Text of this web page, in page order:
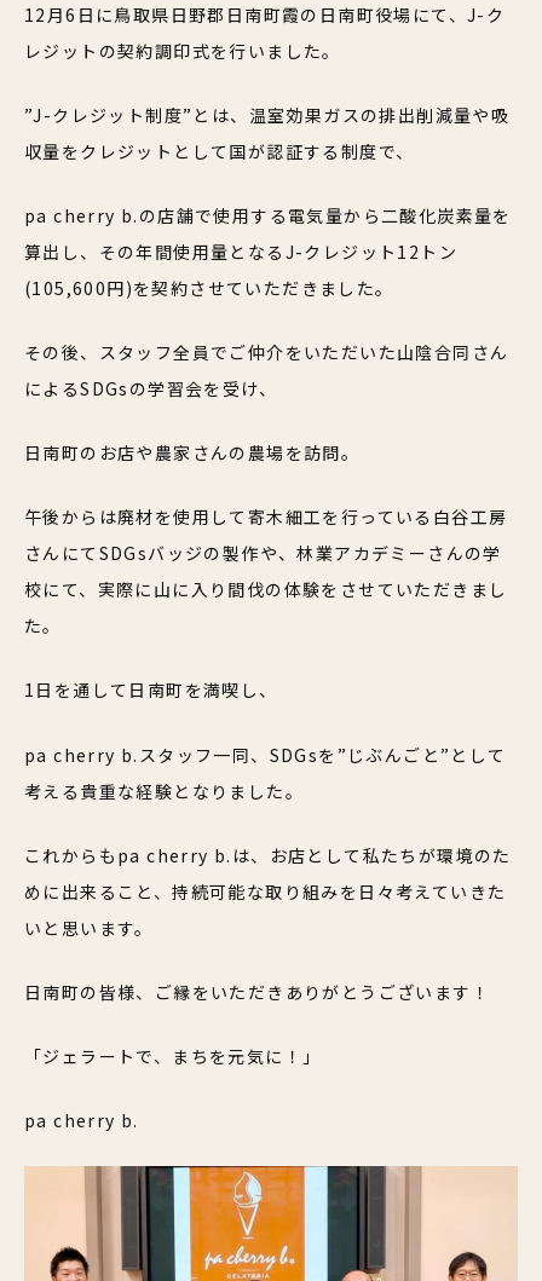
12月6日に鳥取県日野郡日南町霞の日南町役場にて、J-ク
レジットの契約調印式を行いました。
”J-クレジット制度”とは、温室効果ガスの排出削減量や吸
収量をクレジットとして国が認証する制度で、
pa cherry b.の店舗で使用する電気量から二酸化炭素量を
算出し、その年間使用量となるJ-クレジット12トン
(105,600円)を契約させていただきました。
その後、スタッフ全員でご仲介をいただいた山陰合同さん
によるSDGsの学習会を受け、
日南町のお店や農家さんの農場を訪問。
午後からは廃材を使用して寄木細工を行っている白谷工房
さんにてSDGsバッジの製作や、林業アカデミーさんの学
校にて、実際に山に入り間伐の体験をさせていただきまし
た。
1日を通して日南町を満喫し、
pa cherry b.スタッフ一同、SDGsを”じぶんごと”として
考える貴重な経験となりました。
これからもpa cherry b.は、お店として私たちが環境のた
めに出来ること、持続可能な取り組みを日々考えていきた
いと思います。
日南町の皆様、ご縁をいただきありがとうございます！
「ジェラートで、まちを元気に！」
pa cherry b.